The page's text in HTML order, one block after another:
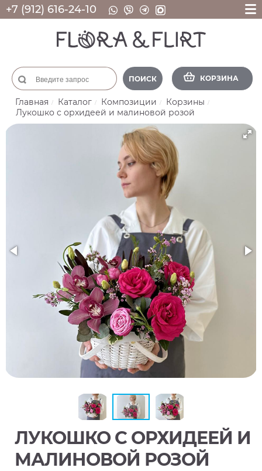
+7 (912) 616-24-10
ПОИСК КОРЗИНА
Главная Каталог Композиции
Корзины
Лукошко с орхидеей и малиновой розой
ЛУКОШКО С ОРХИДЕЕЙ И
МАЛИНОВОЙ РОЗОЙ